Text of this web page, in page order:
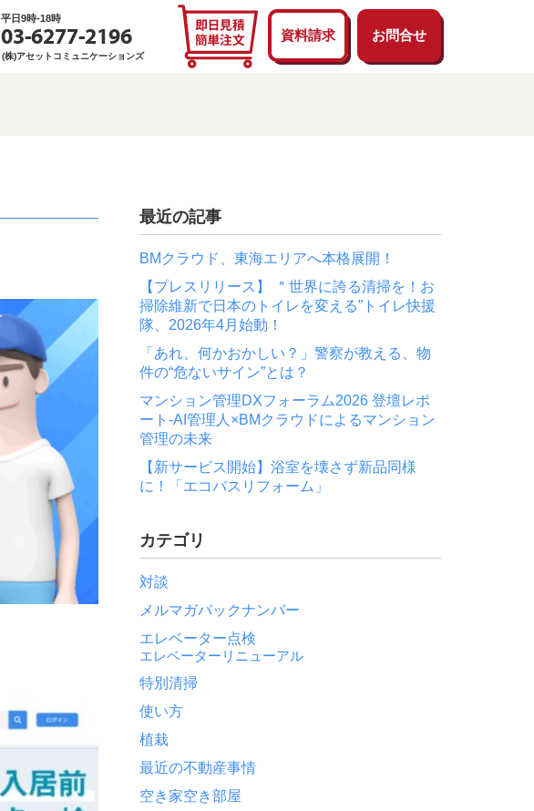
鍵
電気設備
ガス(給湯器/ガスコンロ)
窓ガラス
平日9時-18時
03-6277-2196
(株)アセットコミュニケーションズ
資料請求 お問合せ
最近の記事
BMクラウド、東海エリアへ本格展開！
【プレスリリース】 ＂世界に誇る清掃を！お
掃除維新で日本のトイレを変える”トイレ快援
隊、2026年4月始動！
「あれ、何かおかしい？」警察が教える、物
件の“危ないサイン”とは？
マンション管理DXフォーラム2026 登壇レポ
ート-AI管理人×BMクラウドによるマンション
管理の未来
【新サービス開始】浴室を壊さず新品同様
に！「エコバスリフォーム」
カテゴリ
対談
メルマガバックナンバー
エレベーター点検
エレベーターリニューアル
特別清掃
使い方
植栽
最近の不動産事情
空き家空き部屋